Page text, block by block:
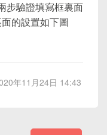
步驗證填寫框裏面
的設置如下圖
年11月24日 14:43